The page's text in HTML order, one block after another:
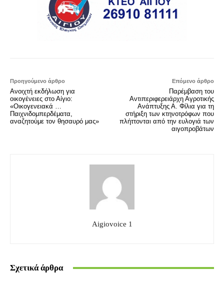
Προηγούμενο άρθρο
Ανοιχτή εκδήλωση για
οικογένειες στο Αίγιο:
«Οικογενειακά …
Παιχνιδομπερδέματα,
αναζητούμε τον θησαυρό μας»
Επόμενο άρθρο
Παρέμβαση του
Αντιπεριφερειάρχη Αγροτικής
Ανάπτυξης Α. Φίλια για τη
στήριξη των κτηνοτρόφων που
πλήττονται από την ευλογιά των
αιγοπροβάτων
Aigiovoice 1
Σχετικά άρθρα